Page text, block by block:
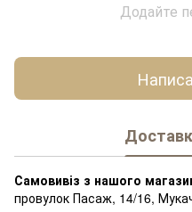
Додайте
Самовивіз з нашого
провулок Пасаж, 14/16,